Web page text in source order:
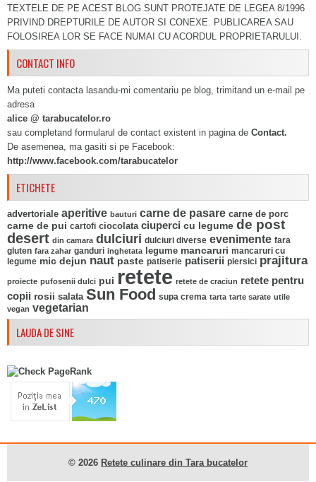
TEXTELE DE PE ACEST BLOG SUNT PROTEJATE DE LEGEA 8/1996
PRIVIND DREPTURILE DE AUTOR SI CONEXE. PUBLICAREA SAU
FOLOSIREA LOR SE FACE NUMAI CU ACORDUL PROPRIETARULUI.
CONTACT INFO
Ma puteti contacta lasandu-mi comentariu pe blog, trimitand un e-mail pe
adresa
alice @ tarabucatelor.ro
sau completand formularul de contact existent in pagina de Contact.
De asemenea, ma gasiti si pe Facebook:
http://www.facebook.com/tarabucatelor
ETICHETE
advertoriale aperitive bauturi carne de pasare carne de porc
carne de pui cartofi ciocolata ciuperci cu legume de post
desert din camara dulciuri dulciuri diverse evenimente fara
gluten fara zahar ganduri inghetata legume mancaruri mancaruri cu
legume mic dejun naut paste patiserie patiserii piersici prajitura
proiecte pufosenii dulci pui retete retete de craciun retete pentru
copii rosii salata Sun Food supa crema tarta tarte sarate utile
vegan vegetarian
LAUDA DE SINE
© 2026 Retete culinare din Tara bucatelor